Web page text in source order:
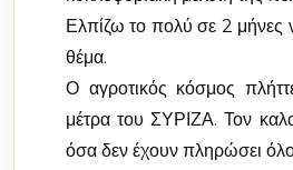
Ελπίζω το πολύ σε 2 μήνες
θέμα.
Ο αγροτικός κόσμος
μέτρα του ΣΥΡΙΖΑ. Τον
όσα δεν έχουν πληρώσει